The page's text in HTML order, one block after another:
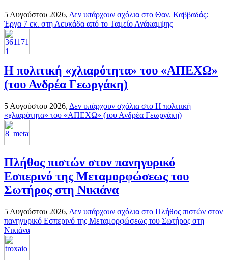
5 Αυγούστου 2026, Δεν υπάρχουν σχόλια στο Θαν. Καββαδάς:
Έργα 7 εκ. στη Λευκάδα από το Ταμείο Ανάκαμψης
H πολιτική «χλιαρότητα» του «AΠΕΧΩ»
(του Ανδρέα Γεωργάκη)
5 Αυγούστου 2026, Δεν υπάρχουν σχόλια στο H πολιτική
«χλιαρότητα» του «AΠΕΧΩ» (του Ανδρέα Γεωργάκη)
Πλήθος πιστών στον πανηγυρικό
Εσπερινό της Μεταμορφώσεως του
Σωτήρος στη Νικιάνα
5 Αυγούστου 2026, Δεν υπάρχουν σχόλια στο Πλήθος πιστών στον
πανηγυρικό Εσπερινό της Μεταμορφώσεως του Σωτήρος στη
Νικιάνα